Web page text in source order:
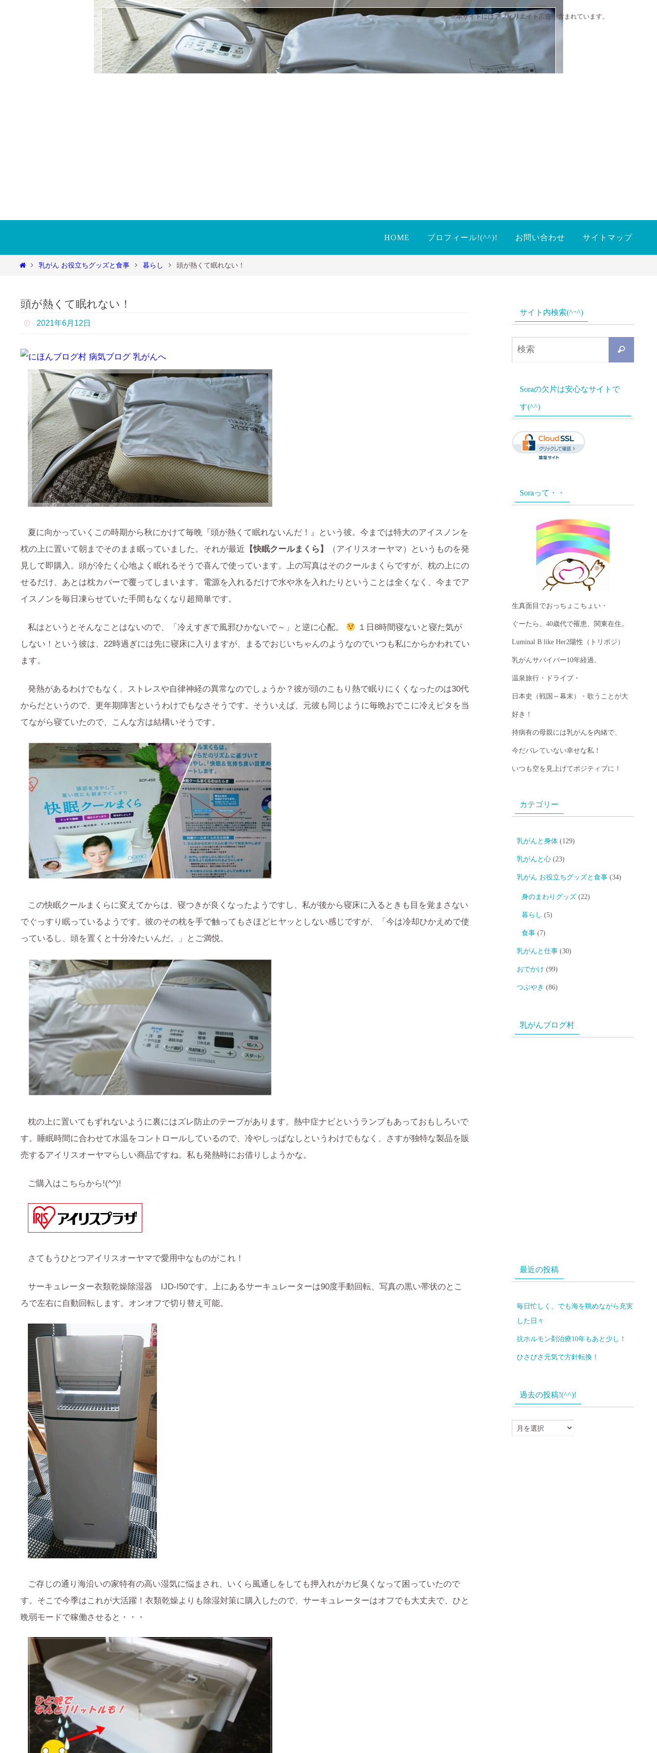
Soraの欠片
そらの乳がん心覚え ～脱・おひとりさまで空の色のごとく～
※本サイトにはアフィリエイト広告が含まれています。
テ
HOME プロフィール!(^^)! お問い合わせ サイトマップ
ホ
乳がん お役立ちグッズと食事 暮らし 頭が熱くて眠れない！
頭が熱くて眠れない！
2021年6月12日
夏に向かっていくこの時期から秋にかけて毎晩『頭が熱くて眠れないんだ！』という彼。今までは特大のアイスノンを
枕の上に置いて朝までそのまま眠っていました。それが最近 【快眠クールまくら】
（アイリスオーヤマ）というものを発
見して即購入。頭が冷たく心地よく眠れるそうで喜んで使っています。上の写真はそのクールまくらですが、枕の上にの
せるだけ、あとは枕カバーで覆ってしまいます。電源を入れるだけで水や氷を入れたりということは全くなく、今までア
イスノンを毎日凍らせていた手間もなくなり超簡単です。
私はというとそんなことはないので、「冷えすぎで風邪ひかないで～」と逆に心配。
１日8時間寝ないと寝た気が
しない！という彼は、22時過ぎには先に寝床に入りますが、まるでおじいちゃんのようなのでいつも私にからかわれてい
ます。
発熱があるわけでもなく、ストレスや自律神経の異常なのでしょうか？彼が頭のこもり熱で眠りにくくなったのは30代
からだというので、更年期障害というわけでもなさそうです。そういえば、元彼も同じように毎晩おでこに冷えピタを当
てながら寝ていたので、こんな方は結構いそうです。
この快眠クールまくらに変えてからは、寝つきが良くなったようですし、私が後から寝床に入るときも目を覚まさない
でぐっすり眠っているようです。彼のその枕を手で触ってもさほどヒヤッとしない感じですが、「今は冷却ひかえめで使
っているし、頭を置くと十分冷たいんだ。」とご満悦。
枕の上に置いてもずれないように裏にはズレ防止のテープがあります。熱中症ナビというランプもあっておもしろいで
す。睡眠時間に合わせて水温をコントロールしているので、冷やしっぱなしというわけでもなく、さすが独特な製品を販
売するアイリスオーヤマらしい商品ですね。私も発熱時にお借りしようかな。
ご購入はこちらから!(^^)!
さてもうひとつアイリスオーヤマで愛用中なものがこれ！
サーキュレーター衣類乾燥除湿器 IJD-I50です。上にあるサーキュレーターは90度手動回転、写真の黒い帯状のとこ
ろで左右に自動回転します。オンオフで切り替え可能。
ご存じの通り海沿いの家特有の高い湿気に悩まされ、いくら風通しをしても押入れがカビ臭くなって困っていたので
す。そこで今季はこれが大活躍！衣類乾燥よりも除湿対策に購入したので、サーキュレーターはオフでも大丈夫で、ひと
晩弱モードで稼働させると・・・
サイト内検索(^ｰ^)
索
検
索
Soraの欠片は安心なサイトで
す(^^)
Soraって・・
生真面目でおっちょこちょい・
ぐーたら。40歳代で罹患、関東在住。
Luminal B like Her2陽性（トリポジ）
乳がんサバイバー10年経過。
温泉旅行・ドライブ・
日本史（戦国～幕末）・歌うことが大
好き！
持病有の母親には乳がんを内緒で、
今だバレていない幸せな私！
いつも空を見上げてポジティブに！
カテゴリー
乳がんと身体 (129)
乳がんと心 (23)
乳がん お役立ちグッズと食事 (34)
身のまわりグッズ (22)
暮らし (5)
食事 (7)
乳がんと仕事 (30)
おでかけ (99)
つぶやき (86)
乳がんブログ村
最近の投稿
毎日忙しく、でも海を眺めながら充実
した日々
抗ホルモン剤治療10年もあと少し！
ひさびさ元気で方針転換！
過去の投稿!(^^)!